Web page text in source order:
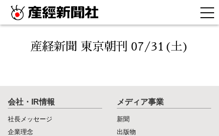
産経新聞 東京朝刊 07/31(土)
会社・IR情報
社長メッセージ
企業理念
メディア事業
新聞
出版物